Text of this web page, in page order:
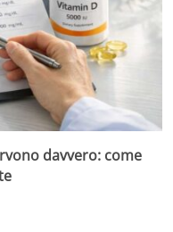
davvero: come